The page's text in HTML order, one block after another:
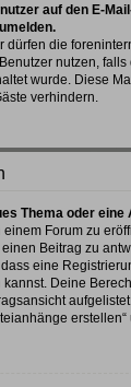
auf den E-
dürfen die
nutzen,
wurde. Diese
verhindern.
Thema oder eine
Forum zu
Beitrag zu
eine
Deine
erstellen“